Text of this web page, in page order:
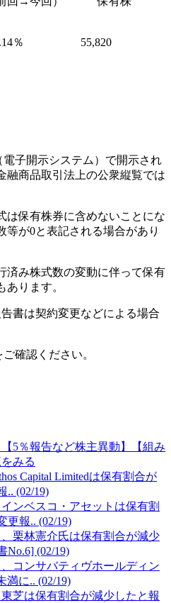
1.14％ 55,820
子開示システム）で開示され
融商品取引法上の公衆縦覧では
保有株券に含めないことにな
等が0と表記される場合があり
み株式数の変動に伴って保有
ります。
書は契約変更などによる場合
確認ください。
5％報告など株主異動】【組み
みる
Capital Limitedは保有割合が
.. (02/19)
ンベスコ・アセットは保有割
更報.. (02/19)
栗林憲介氏は保有割合が減少
No.6] (02/19)
コンサバティヴホールディン
満に.. (02/19)
芝は保有割合が減少したと報